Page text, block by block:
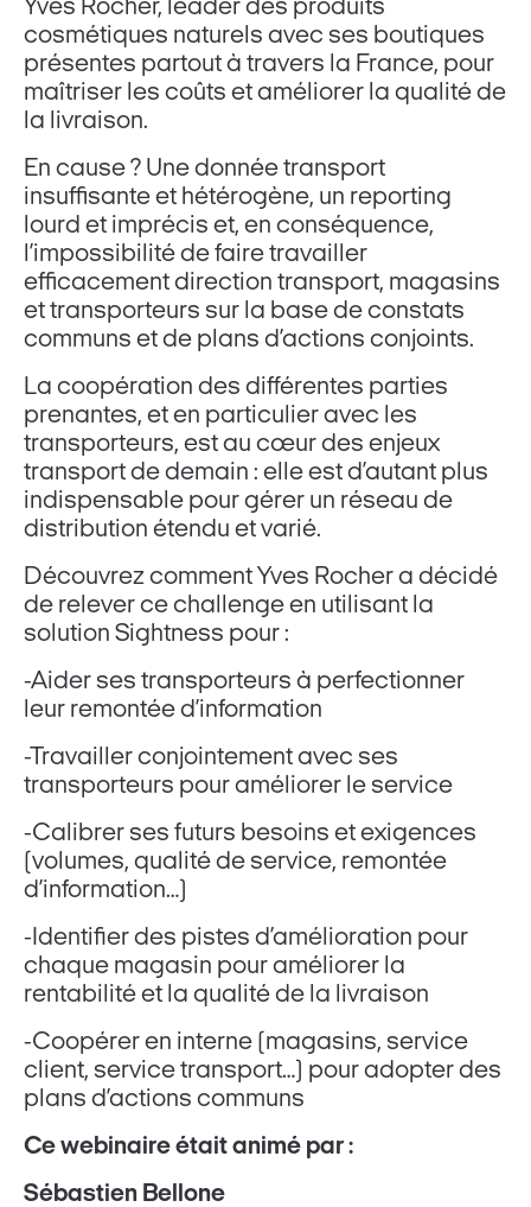
Yves Rocher, leader des produits
cosmétiques naturels avec ses boutiques
présentes partout à travers la France, pour
maîtriser les coûts et améliorer la qualité de
la livraison.
En cause ? Une donnée transport
insuffisante et hétérogène, un reporting
lourd et imprécis et, en conséquence,
l’impossibilité de faire travailler
efficacement direction transport, magasins
et transporteurs sur la base de constats
communs et de plans d’actions conjoints.
La coopération des différentes parties
prenantes, et en particulier avec les
transporteurs, est au cœur des enjeux
transport de demain : elle est d’autant plus
indispensable pour gérer un réseau de
distribution étendu et varié.
Découvrez comment Yves Rocher a décidé
de relever ce challenge en utilisant la
solution Sightness pour :
-Aider ses transporteurs à perfectionner
leur remontée d’information
-Travailler conjointement avec ses
transporteurs pour améliorer le service
-Calibrer ses futurs besoins et exigences
(volumes, qualité de service, remontée
d’information…)
-Identifier des pistes d’amélioration pour
chaque magasin pour améliorer la
rentabilité et la qualité de la livraison
-Coopérer en interne (magasins, service
client, service transport…) pour adopter des
plans d’actions communs
Ce webinaire était animé par :
Sébastien Bellone